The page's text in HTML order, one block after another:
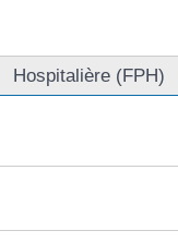
Hospitalière (FPH)